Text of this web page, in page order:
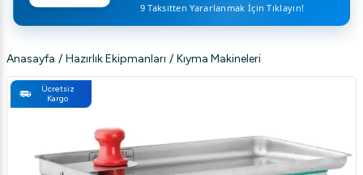
9 Taksitten Yararlanmak İçin Tıklayın!
Anasayfa / Hazırlık Ekipmanları / Kıyma Makineleri
Ücretsiz
Kargo